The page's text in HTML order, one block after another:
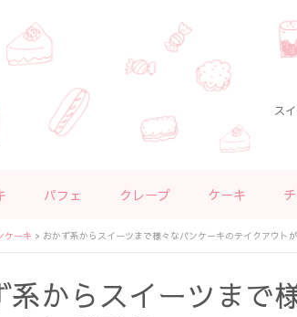
ス
パフェ クレープ ケーキ
ケーキ > おかず系からスイーツまで様々なパンケーキのテイクアウトが
系からスイーツまで